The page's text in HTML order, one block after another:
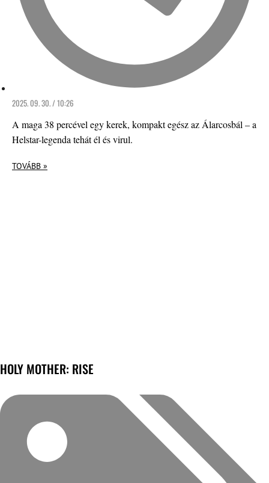
2025. 09. 30. / 10:26
A maga 38 percével egy kerek, kompakt egész az Álarcosbál – a
Helstar-legenda tehát él és virul.
TOVÁBB »
HOLY MOTHER: RISE